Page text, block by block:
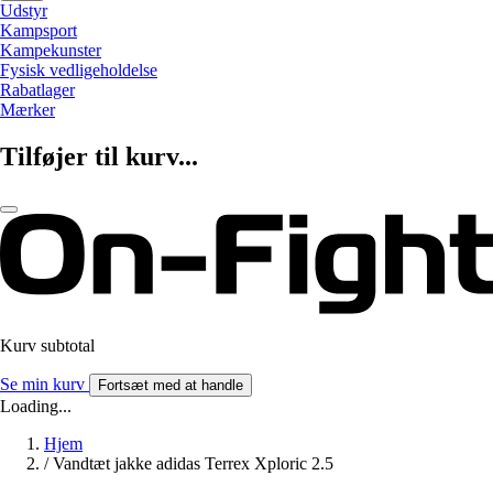
Udstyr
Kampsport
Kampekunster
Fysisk vedligeholdelse
Rabatlager
Mærker
Tilføjer til kurv...
Kurv subtotal
Se min kurv Fortsæt med at handle
Loading...
Hjem
/ Vandtæt jakke adidas Terrex Xploric 2.5